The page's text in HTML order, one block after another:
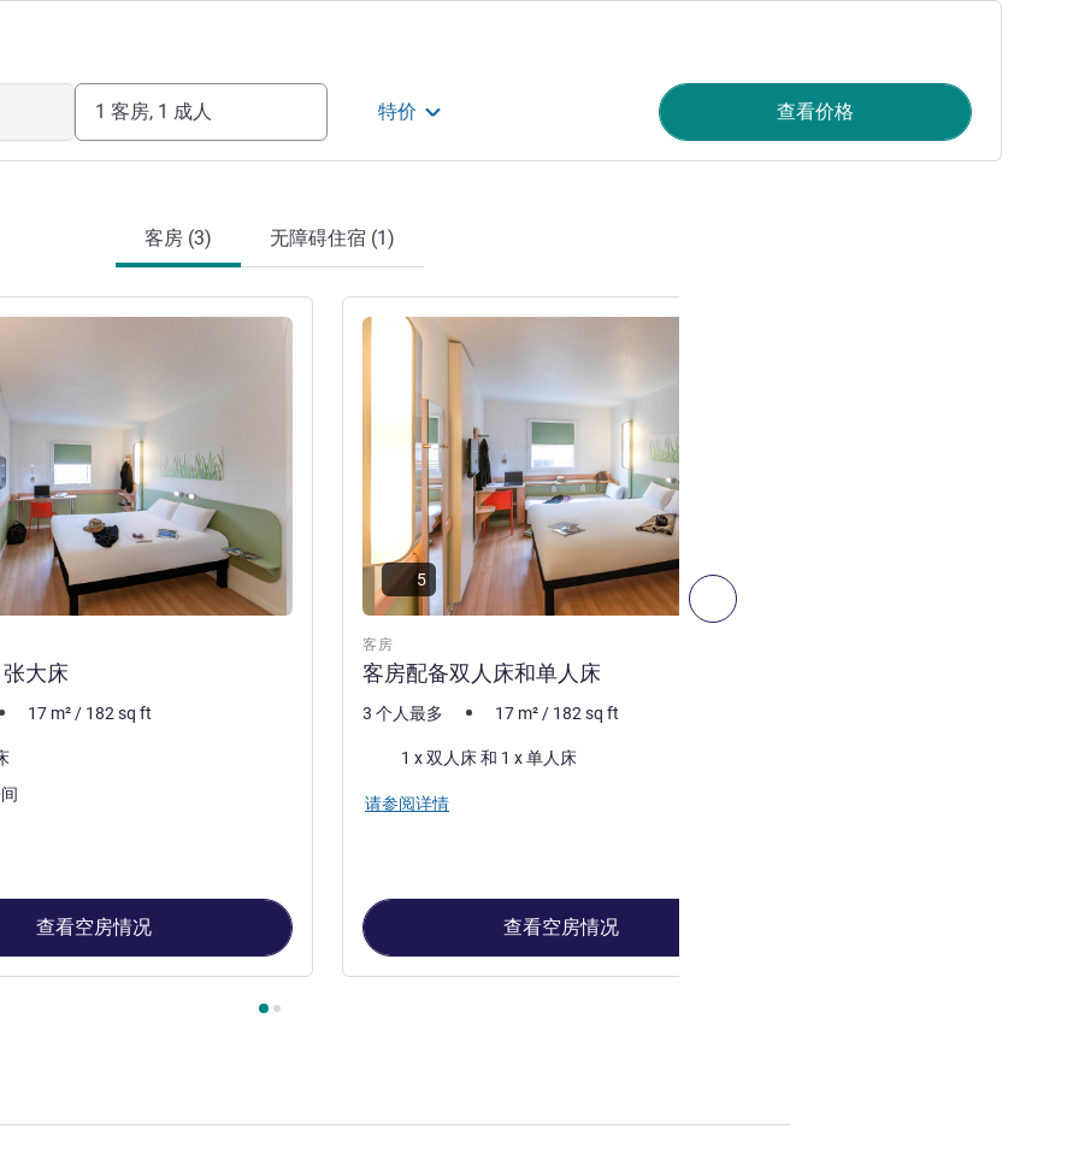
1 客房, 1 成人 特价 查看价格
客房 (3) 无障碍住宿 (1)
下一个 - 客房
大床
17 m² / 182 sq ft
查看空房情况
客房
客房配备双人床和单人床
请参阅详情
5
3 个人最多 17 m² / 182 sq ft
床上用品 1 x 双人床 和 1 x 单人床
请参阅详情
查看空房情况